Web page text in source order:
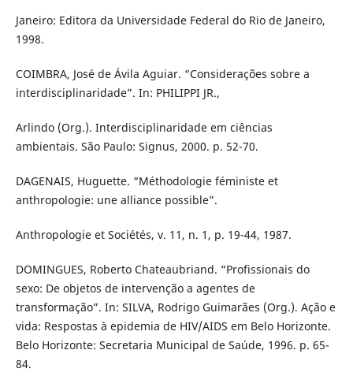
Janeiro: Editora da Universidade Federal do Rio de Janeiro,
1998.
COIMBRA, José de Ávila Aguiar. “Considerações sobre a
interdisciplinaridade”. In: PHILIPPI JR.,
Arlindo (Org.). Interdisciplinaridade em ciências
ambientais. São Paulo: Signus, 2000. p. 52-70.
DAGENAIS, Huguette. “Méthodologie féministe et
anthropologie: une alliance possible”.
Anthropologie et Sociétés, v. 11, n. 1, p. 19-44, 1987.
DOMINGUES, Roberto Chateaubriand. “Profissionais do
sexo: De objetos de intervenção a agentes de
transformação”. In: SILVA, Rodrigo Guimarães (Org.). Ação e
vida: Respostas à epidemia de HIV/AIDS em Belo Horizonte.
Belo Horizonte: Secretaria Municipal de Saúde, 1996. p. 65-
84.